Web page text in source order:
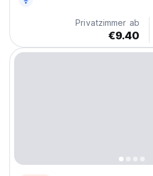
sahiptir. (Auto-translated from
Privatzimmer ab
€9.40